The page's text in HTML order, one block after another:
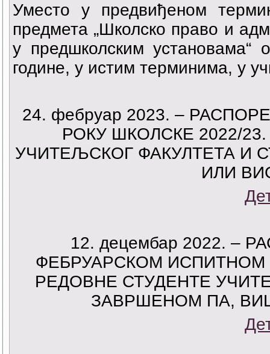
Уместо у предвиђеном
предмета „Школско право и
у предшколским
године, у истим терминима, у
24. фебруар 2023. –
РОКУ ШКОЛСКЕ 2022/
УЧИТЕЉСКОГ ФАКУЛТЕТА И
ИЛИ
12. децембар 2022. –
ФЕБРУАРСКОМ ИСПИТНОМ
РЕДОВНЕ СТУДЕНТЕ
ЗАВРШЕНОМ ПА,